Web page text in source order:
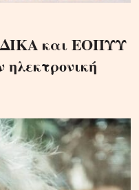
και ΕΟΠΥΥ
ηλεκτρονική